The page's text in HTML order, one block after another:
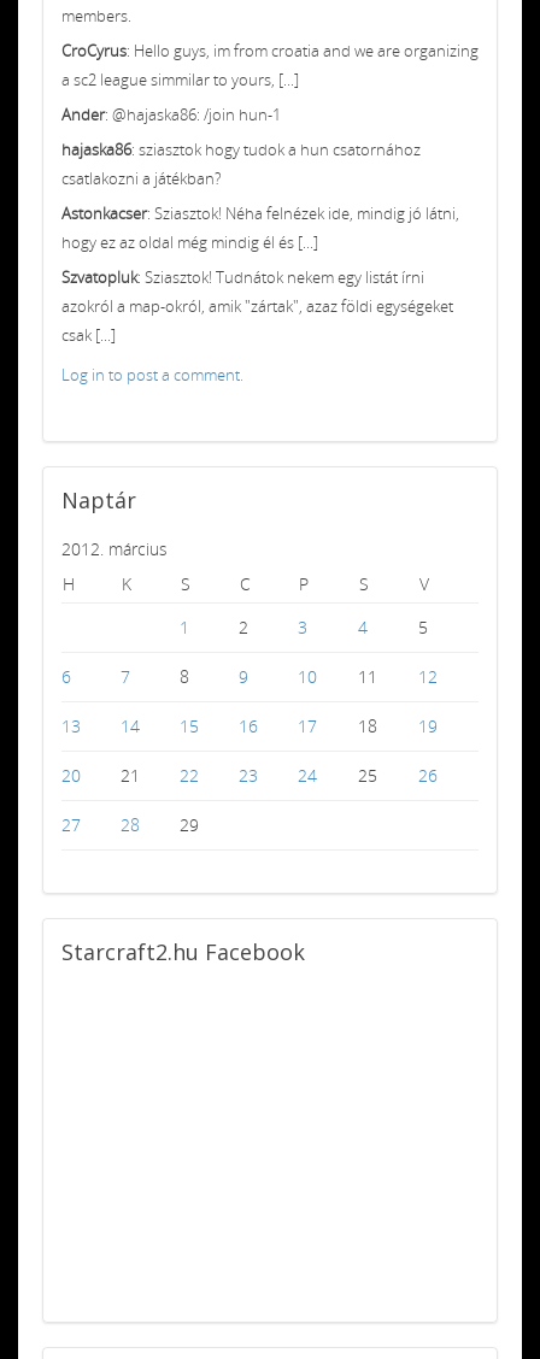
members.
CroCyrus: Hello guys, im from croatia and we are organizing
a sc2 league simmilar to yours, [...]
Ander: @hajaska86: /join hun-1
hajaska86: sziasztok hogy tudok a hun csatornához
csatlakozni a játékban?
Astonkacser: Sziasztok! Néha felnézek ide, mindig jó látni,
hogy ez az oldal még mindig él és [...]
Szvatopluk: Sziasztok! Tudnátok nekem egy listát írni
azokról a map-okról, amik "zártak", azaz földi egységeket
csak [...]
Log in to post a comment.
Naptár
2012. március
H
K S C P S
V
1
2 3 4 5
6 7 8 9 10 11 12
13 14 15 16 17 18 19
20 21 22 23 24 25 26
27 28 29
Starcraft2.hu Facebook